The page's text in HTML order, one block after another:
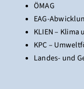
ÖMAG
EAG-
KLIEN –
KPC –
Landes- und